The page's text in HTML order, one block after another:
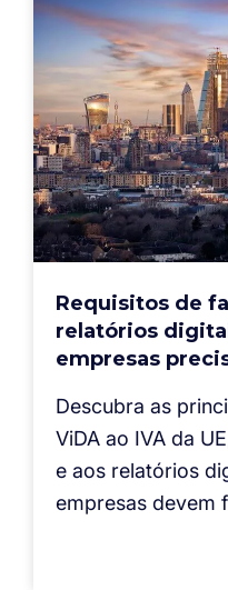
Requisitos de
relatórios
empresas
Descubra as
ViDA ao IVA da
e aos relatórios
empresas devem